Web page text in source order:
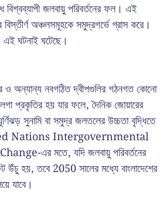
জলবায়ু পরিবর্তনের ফল। এই
অঞ্চলসমূহকে সমুদ্রগর্ভে গ্রাস করে।
এই ঘটনাই ঘটেছে।
ও অন্যান্য নবগঠিত দ্বীপগুলির গঠনগত কোনো
প্রকৃতির হয় যার ফলে, দৈনিক জোয়ারের
সুনামি বা সমুদ্র জলতলের উচ্চতা বৃদ্ধিতে
Nations Intergovernmental
এর মতে, যদি জলবায়ু পরিবর্তনের
হয়, তবে 2050 সালের মধ্যে বাংলাদেশের
যাবে।